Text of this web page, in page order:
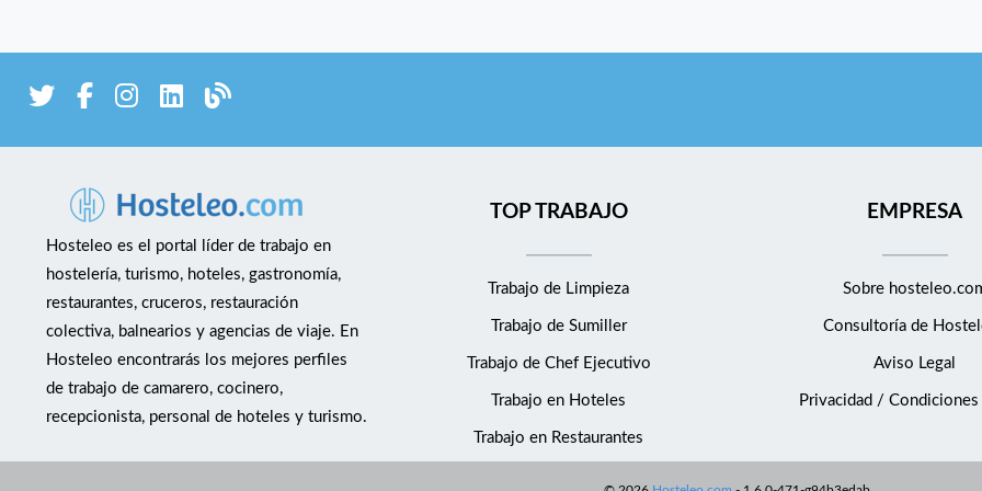
Hosteleo es el portal líder de trabajo en
hostelería, turismo, hoteles, gastronomía,
restaurantes, cruceros, restauración
colectiva, balnearios y agencias de viaje. En
Hosteleo encontrarás los mejores perfiles
de trabajo de camarero, cocinero,
recepcionista, personal de hoteles y turismo.
TOP TRABAJO
Trabajo de Limpieza
Trabajo de Sumiller
Trabajo de Chef Ejecutivo
Trabajo en Hoteles
Trabajo en Restaurantes
EMPRESA
Sobre
Consultoría de
Aviso Legal
Privacidad / Condiciones